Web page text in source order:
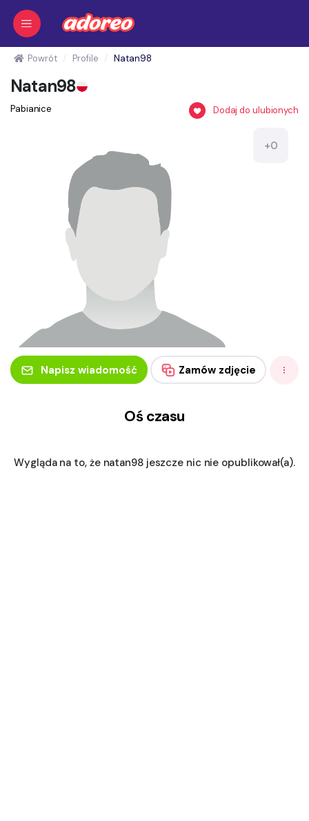
Powrót Profile Natan98
Natan98
Pabianice Dodaj do ulubionych
+0
Napisz wiadomość Zamów zdjęcie
Oś czasu
Wygląda na to, że natan98 jeszcze nic nie opublikował(a).